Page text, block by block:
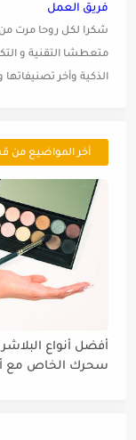
فريق العمل
شكرا لكل روحا مرت
متعطشا التقنية و
الذكية وأخر
أخر المواضيع من
أفضل أنواع
سحرك الخاص مع